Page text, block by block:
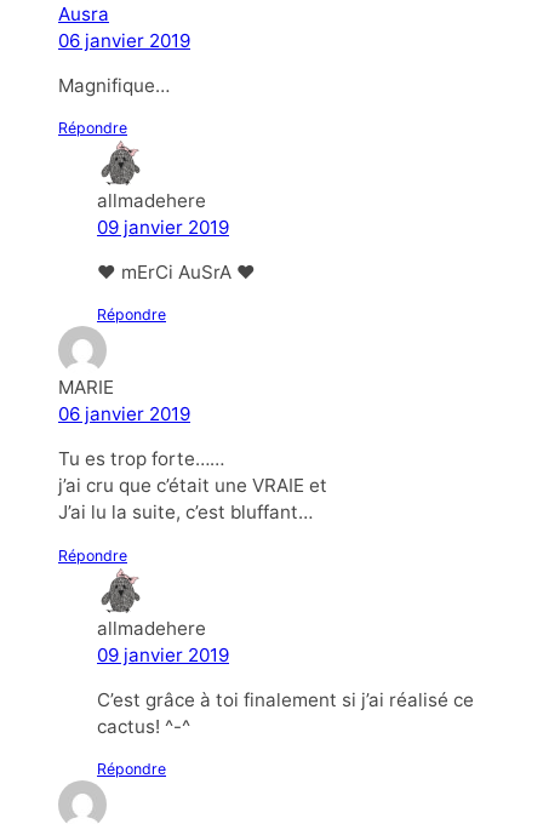
Ausra
06 janvier 2019
Magnifique…
Répondre
allmadehere
09 janvier 2019
❤ mErCi AuSrA ❤
Répondre
MARIE
06 janvier 2019
Tu es trop forte……
j’ai cru que c’était une VRAIE et
J’ai lu la suite, c’est bluffant…
Répondre
allmadehere
09 janvier 2019
C’est grâce à toi finalement si j’ai réalisé ce
cactus! ^-^
Répondre